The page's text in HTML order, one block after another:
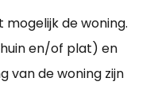
de woning.
en/of plat) en
van de woning zijn